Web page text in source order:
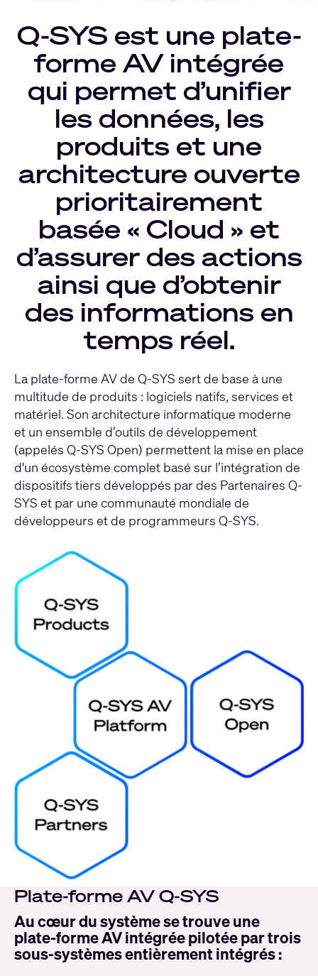
Q-SYS est une plate-
forme AV intégrée
qui permet d’unifier
les données, les
produits et une
architecture ouverte
prioritairement
basée « Cloud » et
d’assurer des actions
ainsi que d’obtenir
des informations en
temps réel.
La plate-forme AV de Q-SYS sert de base à une
multitude de produits : logiciels natifs, services et
matériel. Son architecture informatique moderne
et un ensemble d’outils de développement
(appelés Q-SYS Open) permettent la mise en place
d'un écosystème complet basé sur l’intégration de
dispositifs tiers développés par des Partenaires Q-
SYS et par une communauté mondiale de
développeurs et de programmeurs Q-SYS.
Plate-forme AV Q-SYS
Au cœur du système se trouve une
plate-forme AV intégrée pilotée par trois
sous-systèmes entièrement intégrés :